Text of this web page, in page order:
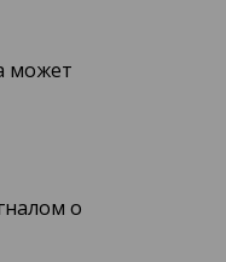
может
о